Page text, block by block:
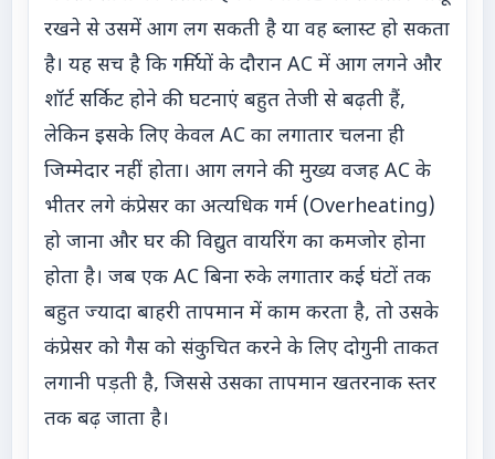
रखने से उसमें आग लग सकती है या वह ब्लास्ट हो सकता
है। यह सच है कि गर्मियों के दौरान AC में आग लगने और
शॉर्ट सर्किट होने की घटनाएं बहुत तेजी से बढ़ती हैं,
लेकिन इसके लिए केवल AC का लगातार चलना ही
जिम्मेदार नहीं होता। आग लगने की मुख्य वजह AC के
भीतर लगे कंप्रेसर का अत्यधिक गर्म (Overheating)
हो जाना और घर की विद्युत वायरिंग का कमजोर होना
होता है। जब एक AC बिना रुके लगातार कई घंटों तक
बहुत ज्यादा बाहरी तापमान में काम करता है, तो उसके
कंप्रेसर को गैस को संकुचित करने के लिए दोगुनी ताकत
लगानी पड़ती है, जिससे उसका तापमान खतरनाक स्तर
तक बढ़ जाता है।